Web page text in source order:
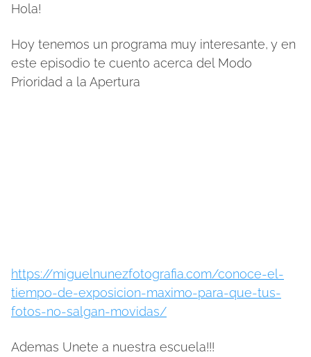
Hola!
Hoy tenemos un programa muy interesante, y en
este episodio te cuento acerca del Modo
Prioridad a la Apertura
https://miguelnunezfotografia.com/conoce-el-
tiempo-de-exposicion-maximo-para-que-tus-
fotos-no-salgan-movidas/
Ademas Unete a nuestra escuela!!!